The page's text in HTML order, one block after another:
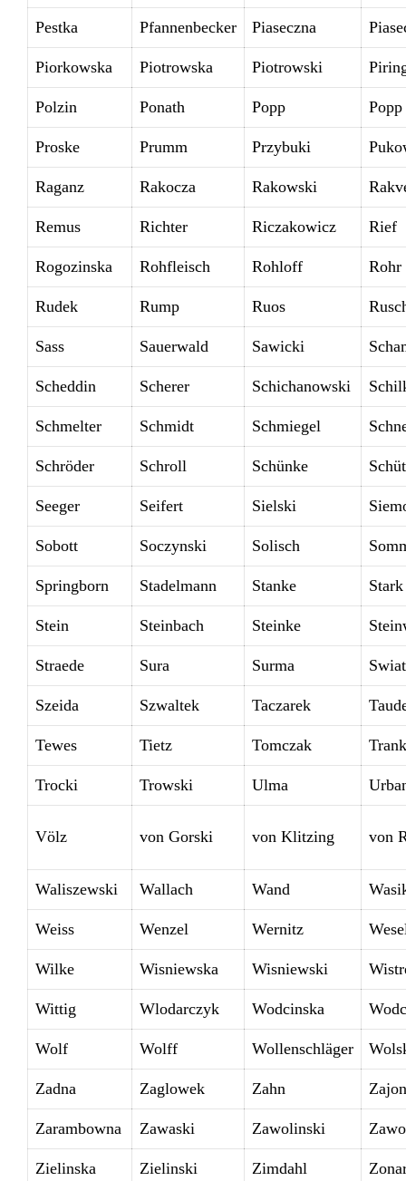
Pestka Pfannenbecker Piaseczna
Piorkowska Piotrowska Piotrowski
Polzin Ponath Popp Popp
Proske Prumm Przybuki
Raganz Rakocza Rakowski
Remus Richter Riczakowicz Rief
Rogozinska Rohfleisch Rohloff Rohr
Rudek Rump Ruos
Sass Sauerwald Sawicki
Scheddin Scherer Schichanowski
Schmelter Schmidt Schmiegel
Schröder Schroll Schünke
Seeger Seifert Sielski
Sobott Soczynski Solisch
Springborn Stadelmann Stanke Stark
Stein Steinbach Steinke
Straede Sura Surma
Szeida Szwaltek Taczarek
Tewes Tietz Tomczak
Trocki Trowski Ulma
Völz von Gorski von Klitzing von
Waliszewski Wallach Wand
Weiss Wenzel Wernitz
Wilke Wisniewska Wisniewski
Wittig Wlodarczyk Wodcinska
Wolf Wolff Wollenschläger
Zadna Zaglowek Zahn
Zarambowna Zawaski Zawolinski
Zielinska Zielinski Zimdahl